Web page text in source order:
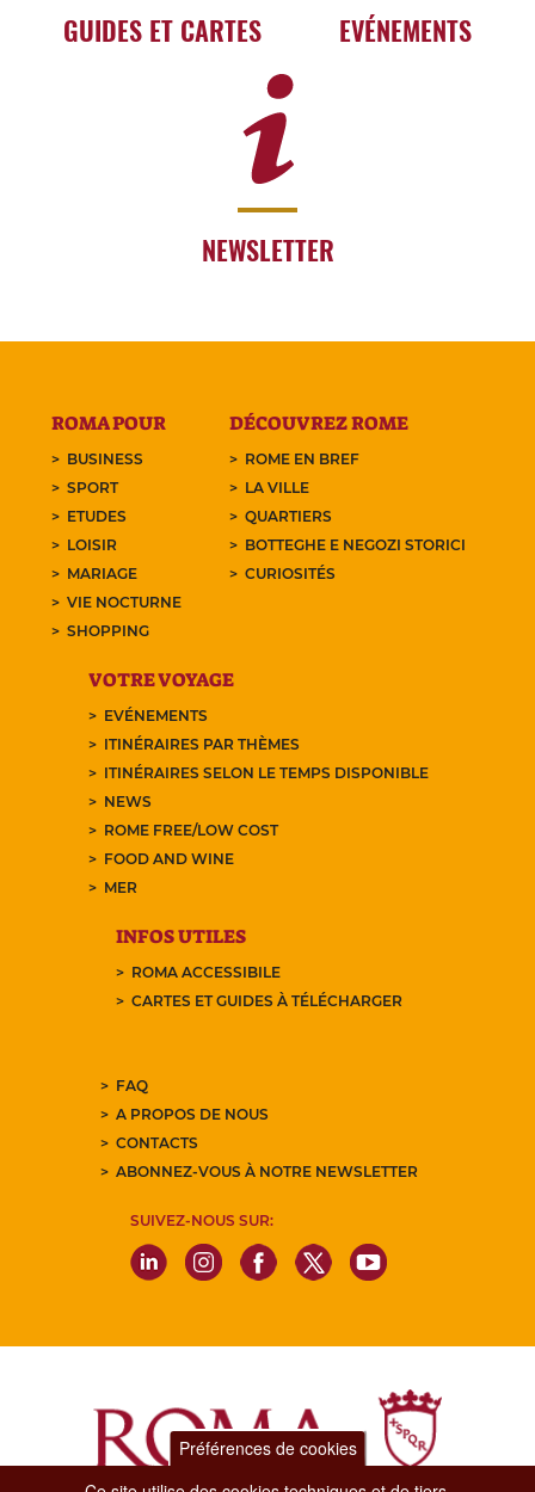
GUIDES ET CARTES EVÉNEMENTS
NEWSLETTER
ROMA POUR
BUSINESS
SPORT
ETUDES
LOISIR
MARIAGE
VIE NOCTURNE
SHOPPING
DÉCOUVREZ ROME
ROME EN BREF
LA VILLE
QUARTIERS
BOTTEGHE E NEGOZI STORICI
CURIOSITÉS
VOTRE VOYAGE
EVÉNEMENTS
ITINÉRAIRES PAR THÈMES
ITINÉRAIRES SELON LE TEMPS DISPONIBLE
NEWS
ROME FREE/LOW COST
FOOD AND WINE
MER
INFOS UTILES
ROMA ACCESSIBILE
CARTES ET GUIDES À TÉLÉCHARGER
FAQ
A PROPOS DE NOUS
CONTACTS
ABONNEZ-VOUS À NOTRE NEWSLETTER
SUIVEZ-NOUS SUR:
Préférences de cookies